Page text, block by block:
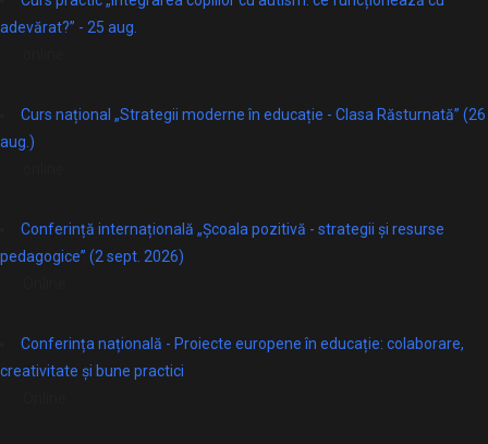
adevărat?” - 25 aug.
Curs național „Strategii moderne în educație - Clasa Răsturnată” (26
aug.)
Conferință internațională „Școala pozitivă - strategii și resurse
pedagogice” (2 sept. 2026)
Conferința națională - Proiecte europene în educație: colaborare,
creativitate și bune practici